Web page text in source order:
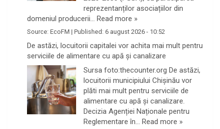
reprezentanților asociațiilor din
domeniul producerii… Read more »
Source: EcoFM | Published: 6 august 2026 - 10:52
De astăzi, locuitorii capitalei vor achita mai mult pentru
serviciile de alimentare cu apă și canalizare
Sursa foto:thecounter.org De astăzi,
locuitorii municipiului Chișinău vor
plăti mai mult pentru serviciile de
alimentare cu apă și canalizare.
Decizia Agenției Naționale pentru
Reglementare în… Read more »